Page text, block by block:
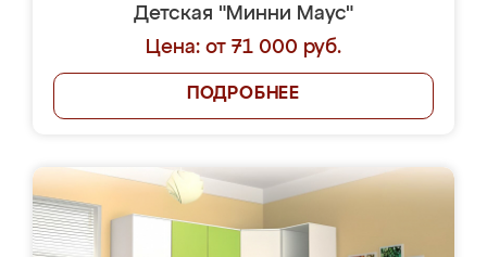
Детская "Минни Маус"
Цена: от 71 000 руб.
ПОДРОБНЕЕ